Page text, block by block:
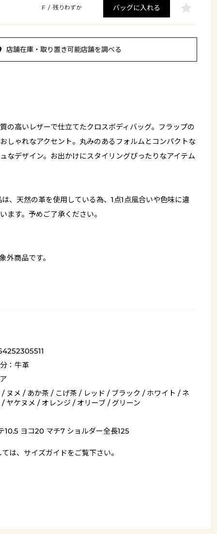
F / 残りわずか バッグに入れる
店舗在庫・取り置き可能店舗を調べる
の高いレザーで仕立てたクロスボディバッグ。フラップの
しゃれなアクセント。丸みのあるフォルムとコンパクトな
なデザイン。お出かけにスタイリングぴったりなアイテム
、天然の革を使用している為、1点1点風合いや色味に違
ます。予めご了承ください。
外商品です。
：牛革
/ ヌメ / あか茶 / こげ茶 / レッド / ブラック / ホワイト / ネ
ヤケヌメ / オレンジ / オリーブ / グリーン
10.5 ヨコ20 マチ7 ショルダー全長125
は、 サイズガイドをご覧下さい。